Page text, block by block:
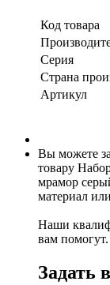
Код товара
Серия
Страна
Артикул
Вы можете
товару
мрамор
материал
Наши
вам помогут.
Задать